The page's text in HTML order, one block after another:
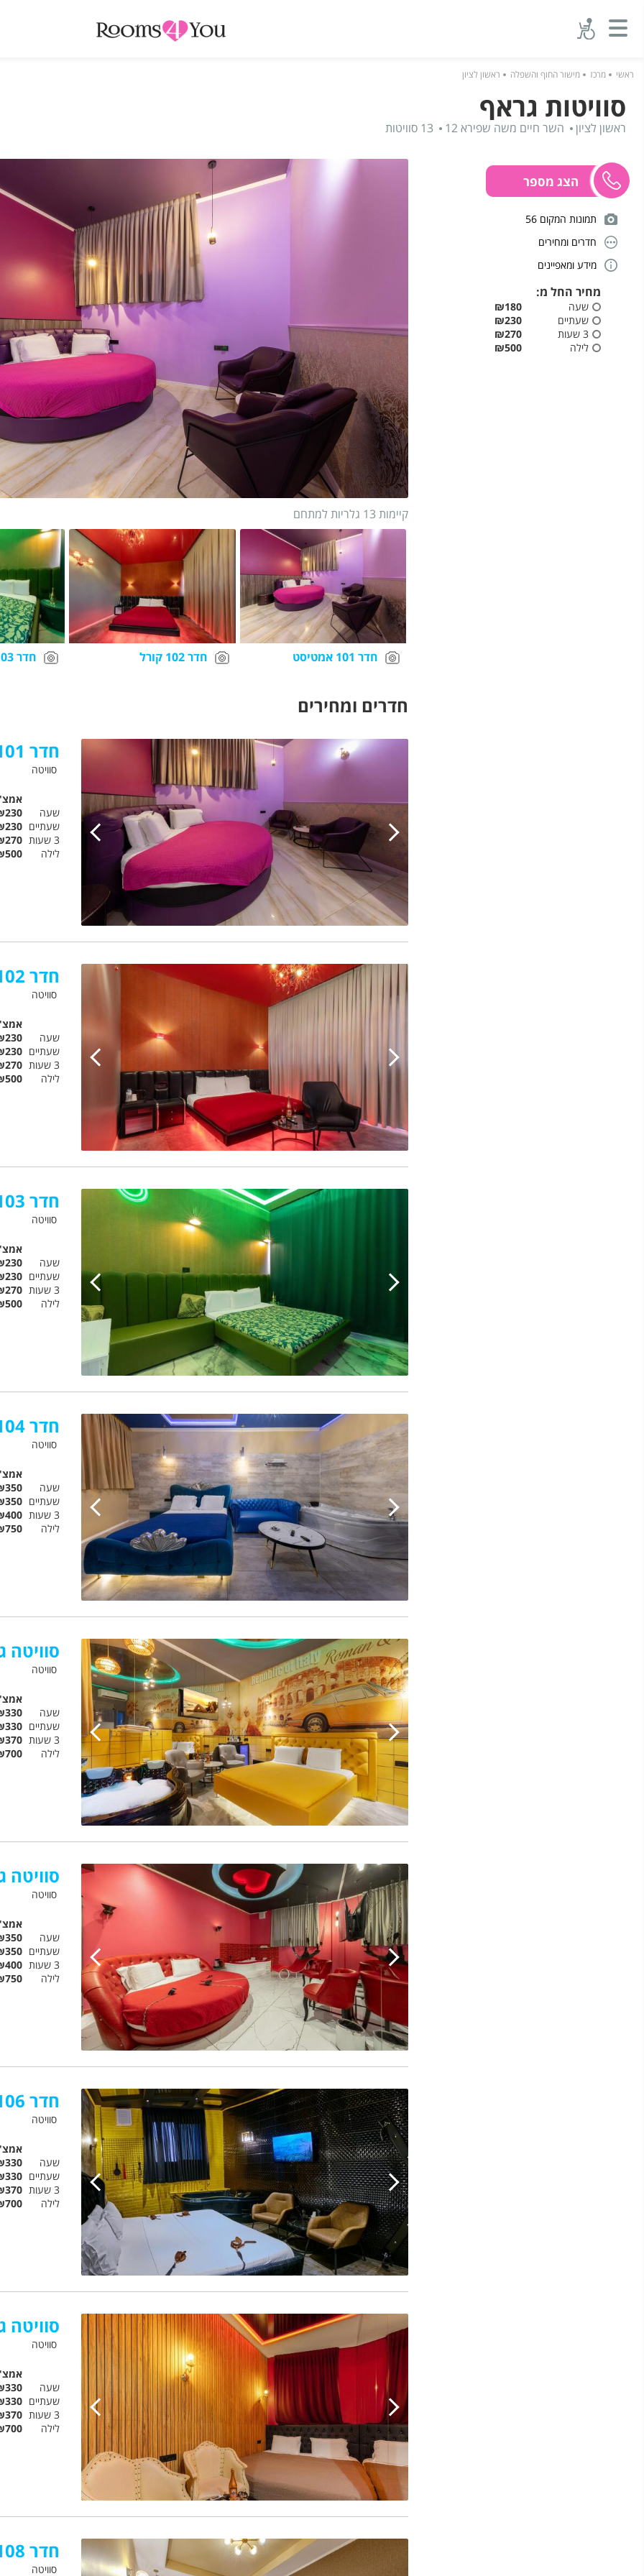
ראשי מרכז מישור החוף והשפלה ראשון לציון
סוויטות גראף
ראשון לציון השר חיים משה שפירא 12 13 סוויטות
תמונות המקום 56
חדרים ומחירים
מידע ומאפיינים
מחיר החל מ:
שעה
₪180
שעתיים
₪230
3 שעות
₪270
לילה
₪500
קיימות 13 גלריות למתחם
חדר 101 אמטיסט חדר 102 קורל חדר 103 ארמלד
חדרים ומחירים
חדר 101 אמטיסט
סוויטה
שעה
שעתיים
3 שעות
לילה
חדר 102 קורל
סוויטה
שעה
שעתיים
3 שעות
לילה
חדר 103 ארמלד
סוויטה
שעה
שעתיים
3 שעות
לילה
חדר 104 בלו טופז
סוויטה
שעה
שעתיים
3 שעות
לילה
סוויטה
סוויטה
שעה
שעתיים
3 שעות
לילה
סוויטה
סוויטה
שעה
שעתיים
3 שעות
לילה
חדר 106 היהלום השחור
סוויטה
שעה
שעתיים
3 שעות
לילה
סוויטה
סוויטה
שעה
שעתיים
3 שעות
לילה
חדר 108 אמבר
סוויטה